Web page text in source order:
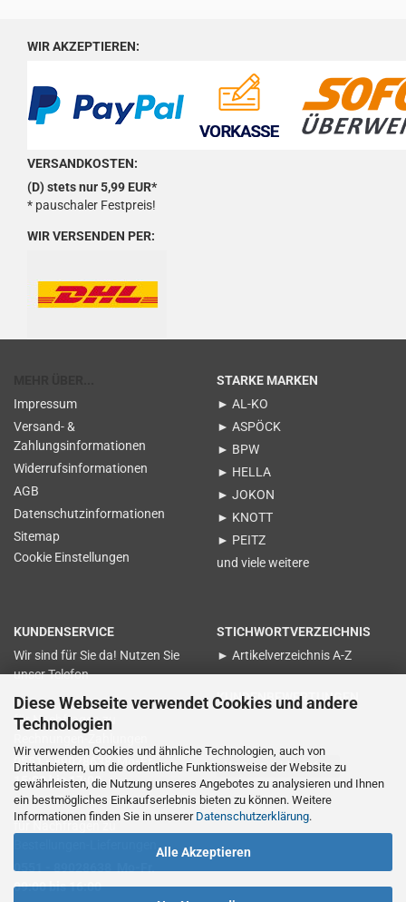
Diese Webseite verwendet Cookies und andere
Technologien
Wir verwenden Cookies und ähnliche Technologien, auch von
Drittanbietern, um die ordentliche Funktionsweise der Website zu
gewährleisten, die Nutzung unseres Angebotes zu analysieren und Ihnen
ein bestmögliches Einkaufserlebnis bieten zu können. Weitere
Informationen finden Sie in unserer Datenschutzerklärung.
Alle Akzeptieren
WIR AKZEPTIEREN:
VERSANDKOSTEN:
(D) stets nur 5,99 EUR*
* pauschaler Festpreis!
WIR VERSENDEN PER:
Impressum
Versand- &
Zahlungsinformationen
Widerrufsinformationen
AGB
Datenschutzinformationen
Sitemap
Cookie Einstellungen
STARKE MARKEN
► AL-KO
► ASPÖCK
► BPW
► HELLA
► JOKON
► KNOTT
► PEITZ
und viele weitere
KUNDENSERVICE
Wir sind für Sie da! Nutzen Sie
unser Telefon
für Nachfragen zu
0551 - 89028638 Mo-Fr.
15:00 bis 17:00
0551 - 89028638 Mo-Fr.
09:00 bis 16:00
STICHWORTVERZEICHNIS
► Artikelverzeichnis A-Z
KUNDENBEWERTUNGEN
Vertrag widerrufen